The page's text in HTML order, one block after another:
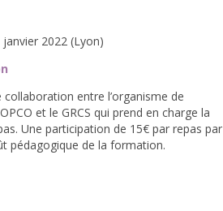
janvier 2022 (Lyon)
entre l’organisme de
et le GRCS qui prend en charge la
Une participation de 15€ par repas par
pédagogique de la formation.